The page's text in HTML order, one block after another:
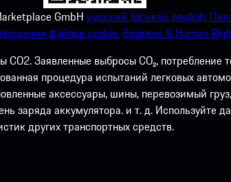
GmbH русский. latviešu.english.
файлов cookie. Business & Human
СО2. Заявленные выбросы CO₂,
процедура испытаний легковых
аксессуары, шины, перевозимый
заряда аккумулятора. и т. д. Используйте
других транспортных средств.